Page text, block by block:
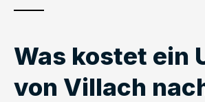
Was kostet ein
von Villach